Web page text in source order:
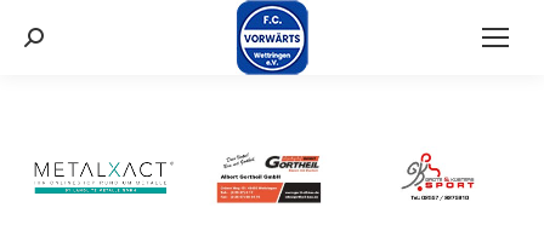
Suchen: